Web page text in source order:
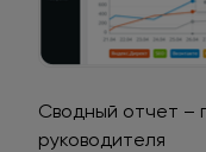
Сводный отчет –
руководителя